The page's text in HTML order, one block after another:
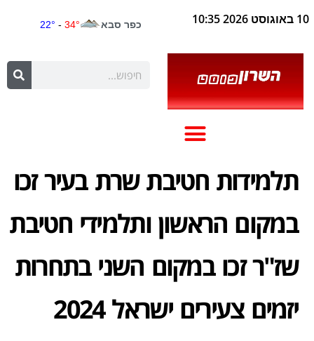
10 באוגוסט 2026 10:35
תלמידות חטיבת שרת בעיר זכו
במקום הראשון ותלמידי חטיבת
שז"ר זכו במקום השני בתחרות
יזמים צעירים ישראל 2024